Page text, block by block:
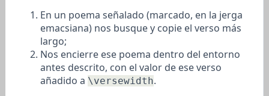
En un poema señalado (marcado, en la jerga
emacsiana) nos busque y copie el verso más
largo;
Nos encierre ese poema dentro del entorno
antes descrito, con el valor de ese verso
añadido a \versewidth.